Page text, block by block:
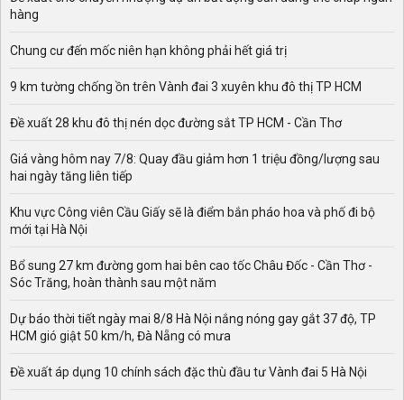
hàng
Chung cư đến mốc niên hạn không phải hết giá trị
9 km tường chống ồn trên Vành đai 3 xuyên khu đô thị TP HCM
Đề xuất 28 khu đô thị nén dọc đường sắt TP HCM - Cần Thơ
Giá vàng hôm nay 7/8: Quay đầu giảm hơn 1 triệu đồng/lượng sau
hai ngày tăng liên tiếp
Khu vực Công viên Cầu Giấy sẽ là điểm bắn pháo hoa và phố đi bộ
mới tại Hà Nội
Bổ sung 27 km đường gom hai bên cao tốc Châu Đốc - Cần Thơ -
Sóc Trăng, hoàn thành sau một năm
Dự báo thời tiết ngày mai 8/8 Hà Nội nắng nóng gay gắt 37 độ, TP
HCM gió giật 50 km/h, Đà Nẵng có mưa
Đề xuất áp dụng 10 chính sách đặc thù đầu tư Vành đai 5 Hà Nội